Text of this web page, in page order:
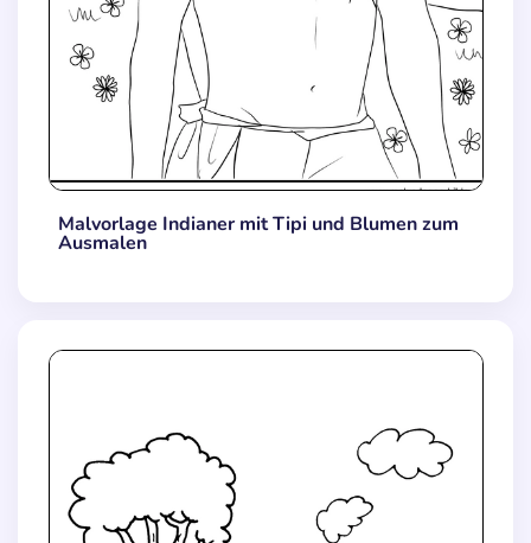
Malvorlage Indianer mit Tipi und Blumen zum
Ausmalen